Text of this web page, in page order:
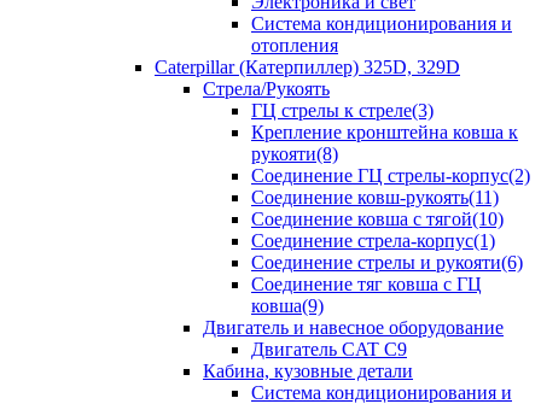
Система кондиционирования и
отопления
Caterpillar (Катерпиллер) 325D, 329D
Стрела/Рукоять
ГЦ стрелы к стреле(3)
Крепление кронштейна ковша к
рукояти(8)
Соединение ГЦ стрелы-корпус(2)
Соединение ковш-рукоять(11)
Соединение ковша с тягой(10)
Соединение стрела-корпус(1)
Соединение стрелы и рукояти(6)
Соединение тяг ковша с ГЦ
ковша(9)
Двигатель и навесное оборудование
Двигатель CAT C9
Кабина, кузовные детали
Система кондиционирования и